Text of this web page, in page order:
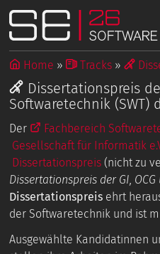
Home Tracks
Dissertationspreis
Softwaretechnik (SWT)
Der Fachbereich
Gesellschaft für Informatik
Dissertationspreis (nicht zu
Dissertationspreis der GI, OCG
Dissertationspreis ehrt
der Softwaretechnik und ist
Ausgewählte Kandidatinnen